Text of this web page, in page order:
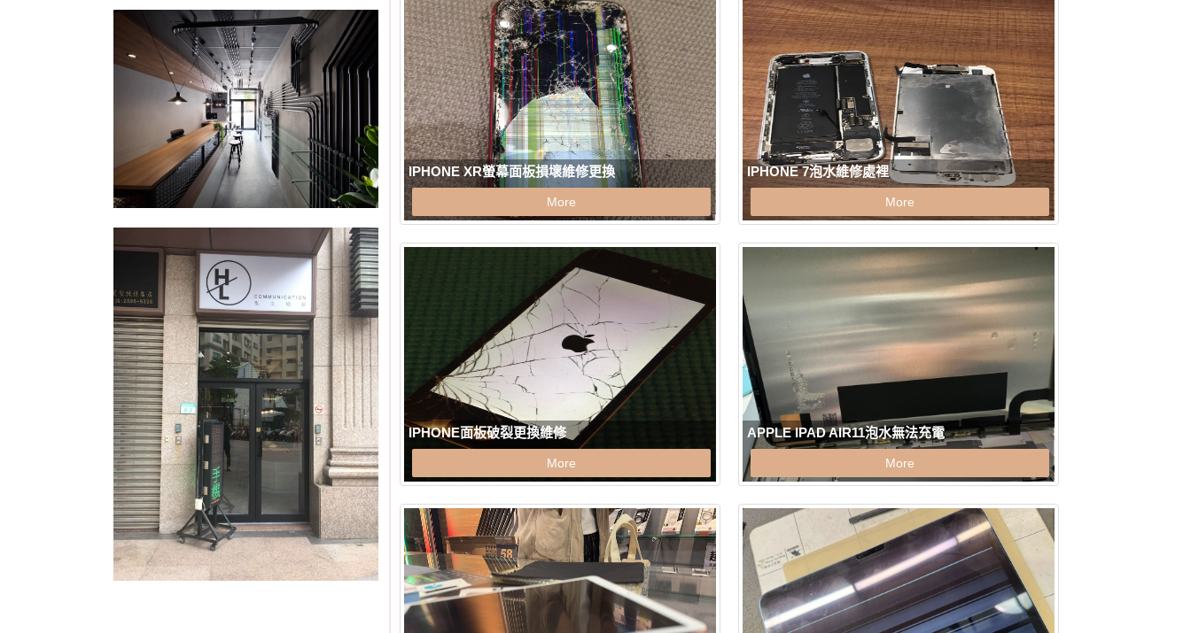
IPHONE XR螢幕面板損壞維修更換
More
IPHONE 7泡水維修處裡
More
IPHONE面板破裂更換維修
More
APPLE IPAD AIR11泡水無法充電
More